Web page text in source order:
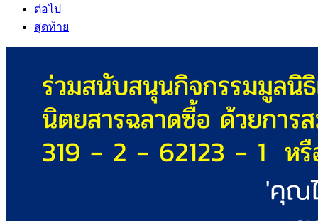
ต่อไป
สุดท้าย